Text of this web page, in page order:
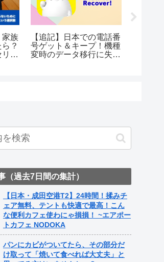
家族
？
ン
【追記】日本での電話番
号ゲット＆キープ！機種
変時のデータ移行に失敗
（過去7日間の集計）
【日本・成田空港T2】24時間！揉みチ
ェア無料、テントも快適で最高！こん
な便利カフェ使わにゃ損損！ ~エアポー
トカフェ NODOKA
パンにカビがついてたら、その部分だ
け取って「焼いて食べれば大丈夫」と